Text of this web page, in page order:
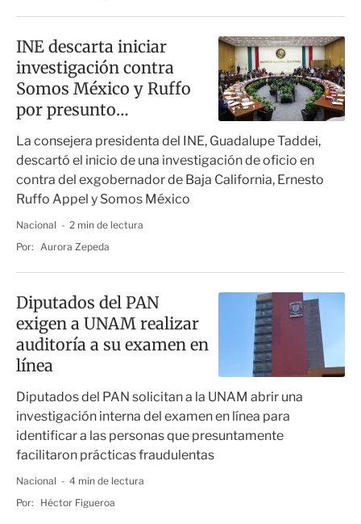
INE descarta iniciar
investigación contra
Somos México y Ruffo
por presunto
financiamiento ilícito
La consejera presidenta del INE, Guadalupe Taddei,
descartó el inicio de una investigación de oficio en
contra del exgobernador de Baja California, Ernesto
Ruffo Appel y Somos México
Nacional
2 min de lectura
Por: Aurora Zepeda
Diputados del PAN
exigen a UNAM realizar
auditoría a su examen en
línea
Diputados del PAN solicitan a la UNAM abrir una
investigación interna del examen en línea para
identificar a las personas que presuntamente
facilitaron prácticas fraudulentas
Nacional
4 min de lectura
Por:
Héctor Figueroa